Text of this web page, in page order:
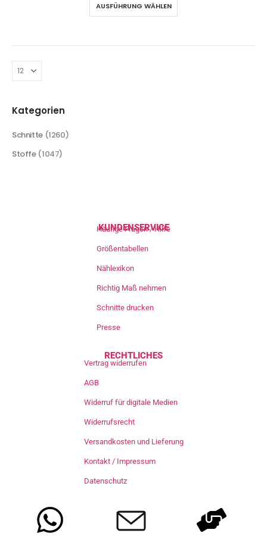
AUSFÜHRUNG WÄHLEN
Kategorien
Schnitte (1260)
Stoffe (1047)
KUNDENSERVICE
Häufige Fragen / Hilfe
Größentabellen
Nählexikon
Richtig Maß nehmen
Schnitte drucken
Presse
RECHTLICHES
Vertrag widerrufen
AGB
Widerruf für digitale Medien
Widerrufsrecht
Versandkosten und Lieferung
Kontakt / Impressum
Datenschutz